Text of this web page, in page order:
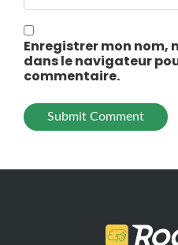
Enregistrer mon nom,
dans le navigateur
commentaire.